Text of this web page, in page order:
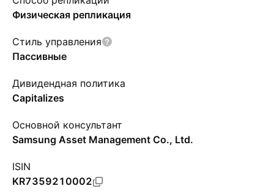
Физическая репликация
Стиль управления
Пассивные
Дивидендная политика
Capitalizes
Основной консультант
Samsung Asset Management Co., Ltd.
ISIN
KR7359210002